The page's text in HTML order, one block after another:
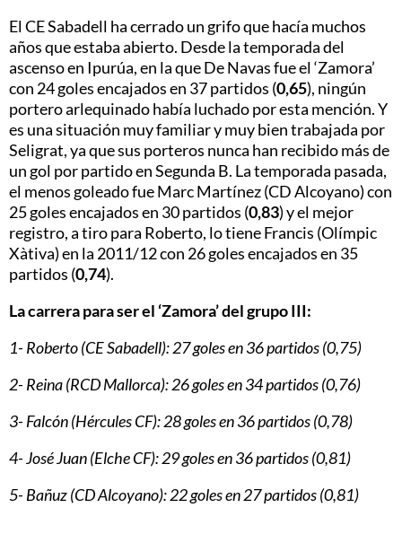
El CE Sabadell ha cerrado un grifo que hacía muchos
años que estaba abierto. Desde la temporada del
ascenso en Ipurúa, en la que De Navas fue el ‘Zamora’
con 24 goles encajados en 37 partidos (0,65), ningún
portero arlequinado había luchado por esta mención. Y
es una situación muy familiar y muy bien trabajada por
Seligrat, ya que sus porteros nunca han recibido más de
un gol por partido en Segunda B. La temporada pasada,
el menos goleado fue Marc Martínez (CD Alcoyano) con
25 goles encajados en 30 partidos (0,83) y el mejor
registro, a tiro para Roberto, lo tiene Francis (Olímpic
Xàtiva) en la 2011/12 con 26 goles encajados en 35
partidos (0,74).
La carrera para ser el ‘Zamora’ del grupo III:
1- Roberto (CE Sabadell): 27 goles en 36 partidos (0,75)
2- Reina (RCD Mallorca): 26 goles en 34 partidos (0,76)
3- Falcón (Hércules CF): 28 goles en 36 partidos (0,78)
4- José Juan (Elche CF): 29 goles en 36 partidos (0,81)
5- Bañuz (CD Alcoyano): 22 goles en 27 partidos (0,81)